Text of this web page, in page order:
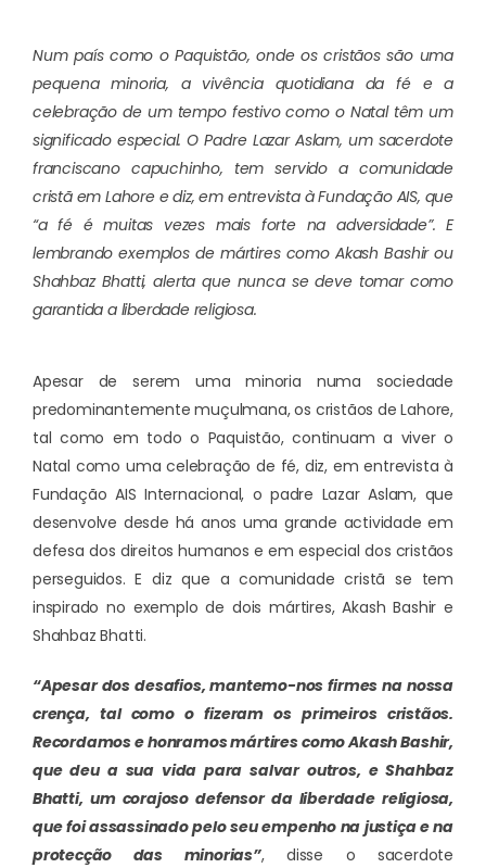
Num país como o Paquistão, onde os cristãos são uma
pequena minoria, a vivência quotidiana da fé e a
celebração de um tempo festivo como o Natal têm um
significado especial. O Padre Lazar Aslam, um sacerdote
franciscano capuchinho, tem servido a comunidade
cristã em Lahore e diz, em entrevista à Fundação AIS, que
“a fé é muitas vezes mais forte na adversidade”. E
lembrando exemplos de mártires como Akash Bashir ou
Shahbaz Bhatti, alerta que nunca se deve tomar como
garantida a liberdade religiosa.
Apesar de serem uma minoria numa sociedade
predominantemente muçulmana, os cristãos de Lahore,
tal como em todo o Paquistão, continuam a viver o
Natal como uma celebração de fé, diz, em entrevista à
Fundação AIS Internacional, o padre Lazar Aslam, que
desenvolve desde há anos uma grande actividade em
defesa dos direitos humanos e em especial dos cristãos
perseguidos. E diz que a comunidade cristã se tem
inspirado no exemplo de dois mártires, Akash Bashir e
Shahbaz Bhatti.
“Apesar dos desafios, mantemo-nos firmes na nossa
crença, tal como o fizeram os primeiros cristãos.
Recordamos e honramos mártires como Akash Bashir,
que deu a sua vida para salvar outros, e Shahbaz
Bhatti, um corajoso defensor da liberdade religiosa,
que foi assassinado pelo seu empenho na justiça e na
protecção das minorias”, disse o sacerdote